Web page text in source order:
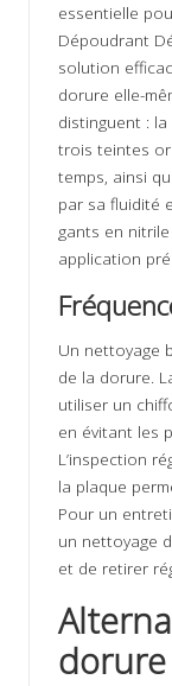
essentielle
Dépoudrant
solution
dorure elle-
distinguent :
trois teintes
temps, ainsi
par sa fluidité
gants en
application
Un nettoyage
de la dorure.
utiliser un
en évitant les
L’inspection
la plaque
Pour un
un nettoyage
et de retirer